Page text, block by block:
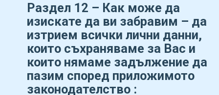
Раздел 12 – Как може да
изискате да ви забравим – да
изтрием всички лични данни,
които съхраняваме за Вас и
които нямаме задължение да
пазим според приложимото
законодателство :